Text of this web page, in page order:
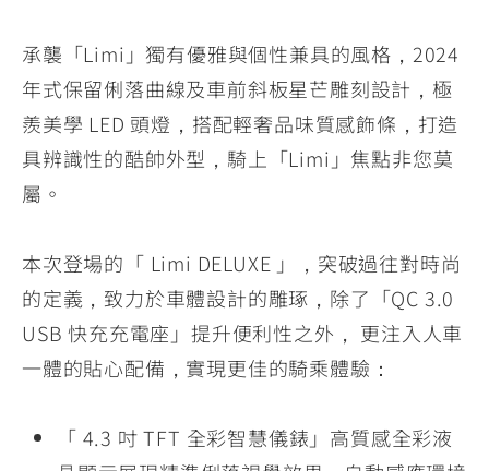
承襲「Limi」獨有優雅與個性兼具的風格，2024
年式保留俐落曲線及車前斜板星芒雕刻設計，極
羨美學 LED 頭燈，搭配輕奢品味質感飾條，打造
具辨識性的酷帥外型，騎上「Limi」焦點非您莫
屬。
本次登場的「 Limi DELUXE 」，突破過往對時尚
的定義，致力於車體設計的雕琢，除了「QC 3.0
USB 快充充電座」提升便利性之外， 更注入人車
一體的貼心配備，實現更佳的騎乘體驗：
「 4.3 吋 TFT 全彩智慧儀錶」高質感全彩液